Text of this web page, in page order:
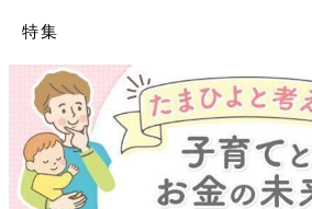
特集